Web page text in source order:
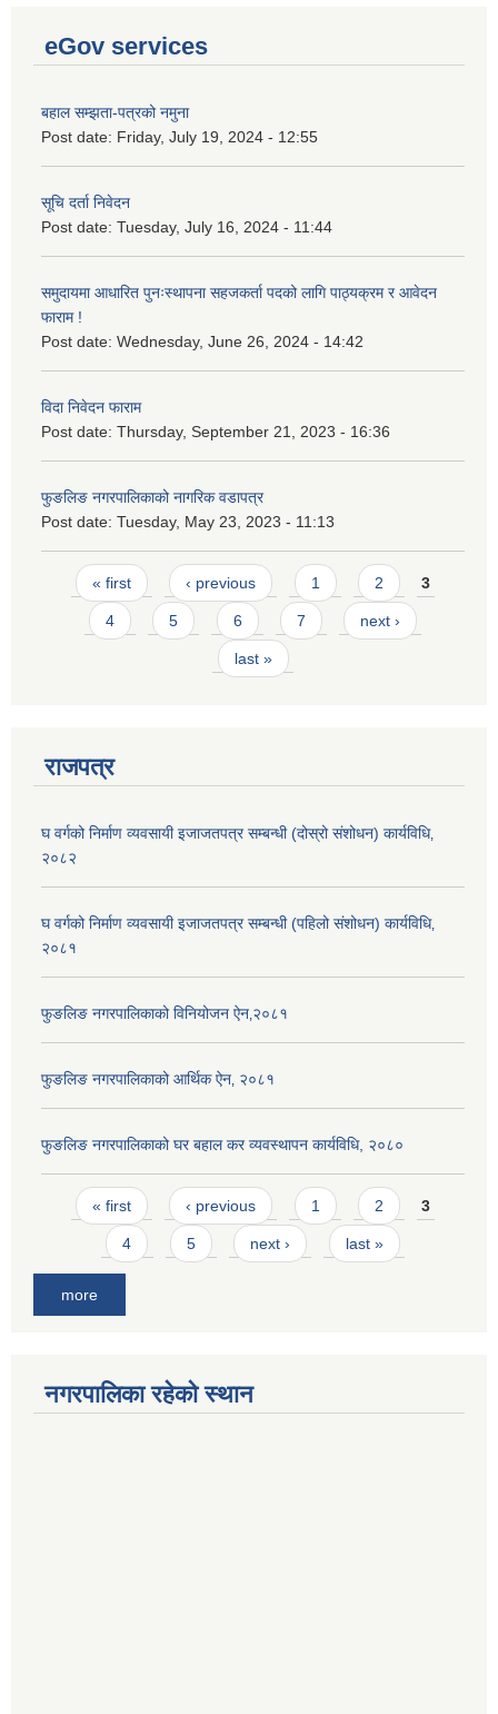
eGov services
बहाल सम्झता-पत्रको नमुना
Post date: Friday, July 19, 2024 - 12:55
सूचि दर्ता निवेदन
Post date: Tuesday, July 16, 2024 - 11:44
समुदायमा आधारित पुनःस्थापना सहजकर्ता पदको लागि पाठ्यक्रम र आवेदन
फाराम !
Post date: Wednesday, June 26, 2024 - 14:42
विदा निवेदन फाराम
Post date: Thursday, September 21, 2023 - 16:36
फुङलिङ नगरपालिकाको नागरिक वडापत्र
Post date: Tuesday, May 23, 2023 - 11:13
Pages
« first ‹ previous 1 2 3
4 5 6 7 next ›
last »
राजपत्र
घ वर्गको निर्माण व्यवसायी इजाजतपत्र सम्बन्धी (दोस्रो संशोधन) कार्यविधि‚
२०८२
घ वर्गको निर्माण व्यवसायी इजाजतपत्र सम्बन्धी (पहिलो संशोधन) कार्यविधि‚
२०८१
फुङलिङ नगरपालिकाको विनियोजन ऐन‚२०८१
फुङलिङ नगरपालिकाको आर्थिक ऐन‚ २०८१
फुङलिङ नगरपालिकाको घर बहाल कर व्यवस्थापन कार्यविधि, २०८०
Pages
« first ‹ previous 1 2 3
4 5 next › last »
more
नगरपालिका रहेको स्थान